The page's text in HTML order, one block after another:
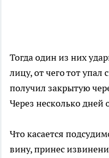
Тогда один из них
лицу, от чего тот упал
получил закрытую
Через несколько дней
Что касается
вину, принес